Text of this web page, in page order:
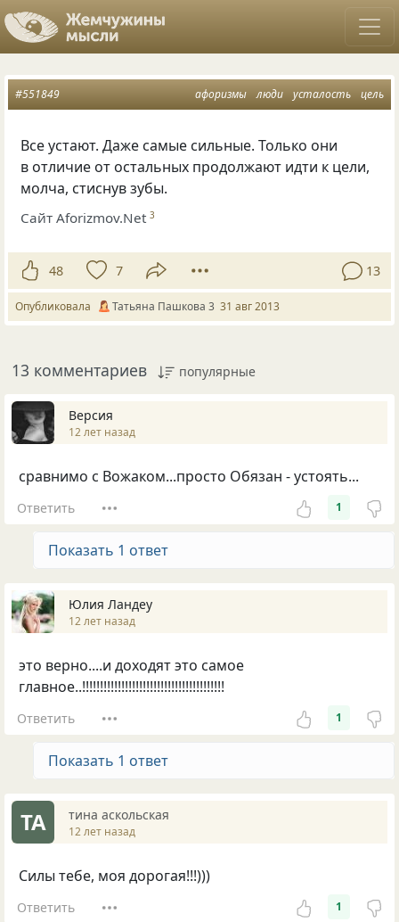
афоризмы люди усталость цель
#551849
Все устают. Даже самые сильные. Только они
в отличие от остальных продолжают идти к цели,
молча, стиснув зубы.
Сайт Aforizmov.Net 3
48 7 13
Опубликовала Татьяна Пашкова 3 31 авг 2013
13 комментариев популярные
Версия
12 лет назад
сравнимо с Вожаком...просто Обязан - устоять...
Ответить 1
Показать 1 ответ
Юлия Ландеу
12 лет назад
это верно....и доходят это самое
главное..!!!!!!!!!!!!!!!!!!!!!!!!!!!!!!!!!!!!!!!!
Ответить 1
Показать 1 ответ
ТА тина аскольская
12 лет назад
Силы тебе, моя дорогая!!!)))
Ответить 1